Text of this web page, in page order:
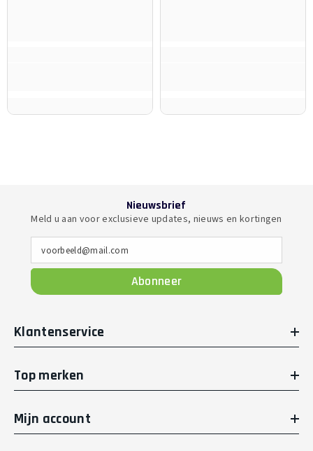
Nieuwsbrief
Meld u aan voor exclusieve updates, nieuws en kortingen
voorbeeld@mail.com
Abonneer
Klantenservice
Top merken
Mijn account